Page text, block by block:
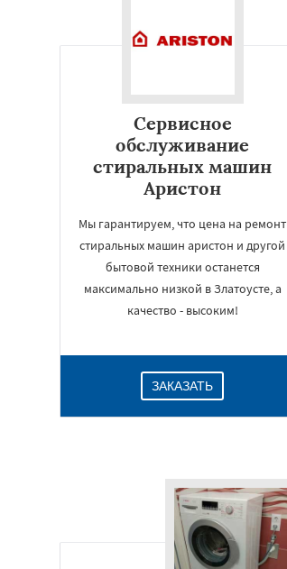
Сервисное
обслуживание
стиральных машин
Аристон
Мы гарантируем, что цена на ремонт
стиральных машин аристон и другой
бытовой техники останется
максимально низкой в Златоусте, а
качество - высоким!
ЗАКАЗАТЬ